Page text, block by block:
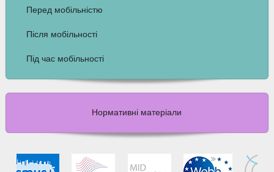
Перед мобільністю
Після мобільності
Під час мобільності
Нормативні матеріали